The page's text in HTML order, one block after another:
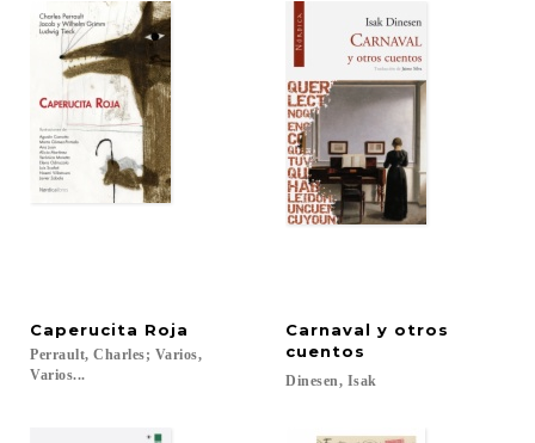
Caperucita Roja
Perrault, Charles; Varios,
Varios...
Carnaval y otros
cuentos
Dinesen, Isak